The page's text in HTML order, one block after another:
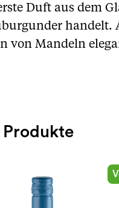
Duft aus dem
handelt.
von Mandeln